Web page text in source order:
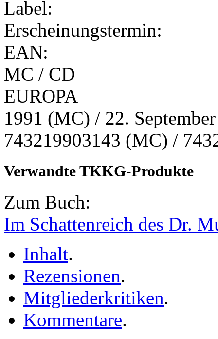
Label:
Erscheinungstermin:
EAN:
MC / CD
EUROPA
1991 (MC) / 22.
743219903143 (MC) /
Verwandte TKKG-Produkte
Zum Buch:
Im Schattenreich des Dr.
Inhalt.
Rezensionen.
Mitgliederkritiken.
Kommentare.